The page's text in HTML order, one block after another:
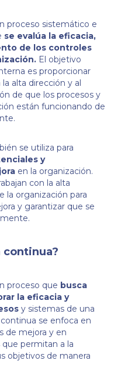
proceso sistemático e
se evalúa la eficacia,
de los controles
El objetivo
es proporcionar
alta dirección y al
de que los procesos y
están funcionando de
se utiliza para
y
en la organización.
con la alta
la organización para
y garantizar que se
continua?
proceso que busca
la eficacia y
y sistemas de una
se enfoca en
de mejora y en
permitan a la
objetivos de manera